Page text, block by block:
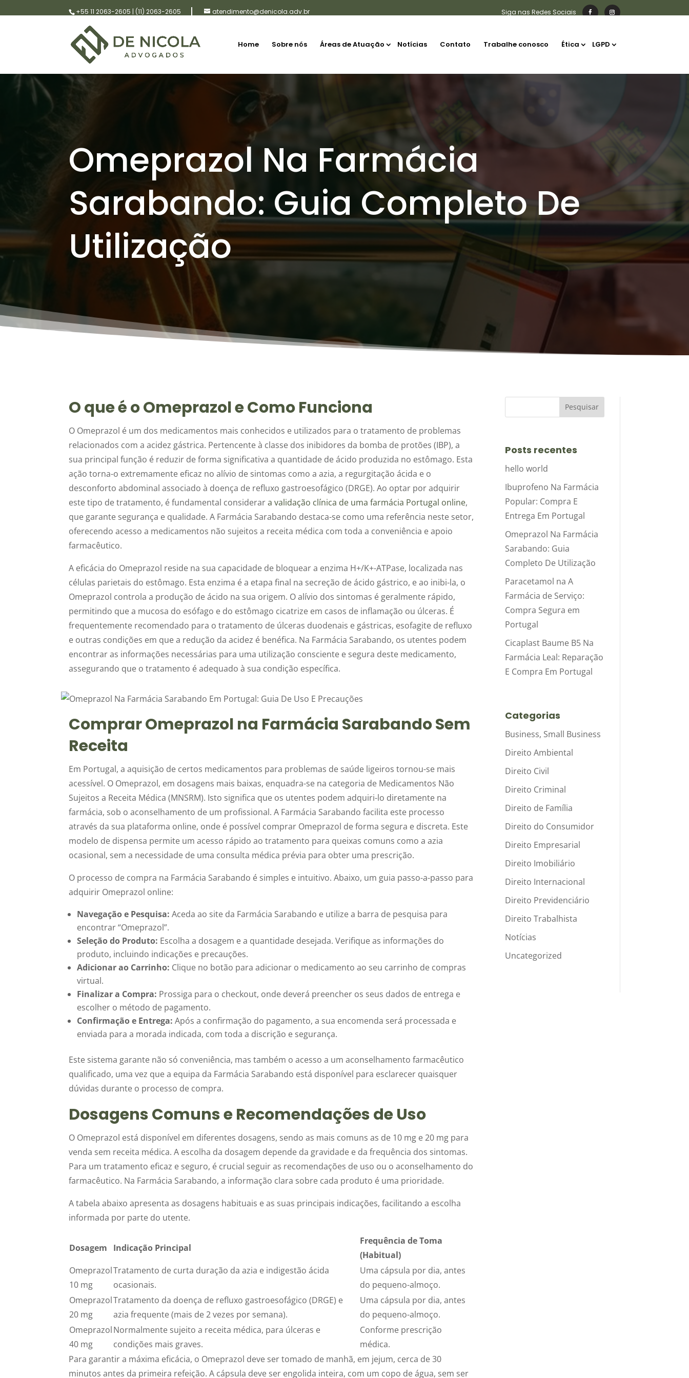
+55 11 2063-2605 | (11) 2063-2605 atendimento@denicola.adv.br
Home Sobre nós Áreas de Atuação Notícias Contato Trabalhe conosco Ética LGPD
Omeprazol Na Farmácia
Sarabando: Guia Completo De
Utilização
O que é o Omeprazol e Como Funciona
O Omeprazol é um dos medicamentos mais conhecidos e utilizados para o tratamento de problemas
relacionados com a acidez gástrica. Pertencente à classe dos inibidores da bomba de protões (IBP), a
sua principal função é reduzir de forma significativa a quantidade de ácido produzida no estômago. Esta
ação torna-o extremamente eficaz no alívio de sintomas como a azia, a regurgitação ácida e o
desconforto abdominal associado à doença de refluxo gastroesofágico (DRGE). Ao optar por adquirir
este tipo de tratamento, é fundamental considerara validação clínica de uma farmácia Portugal online,
que garante segurança e qualidade. A Farmácia Sarabando destaca-se como uma referência neste setor,
oferecendo acesso a medicamentos não sujeitos a receita médica com toda a conveniência e apoio
farmacêutico.
A eficácia do Omeprazol reside na sua capacidade de bloquear a enzima H+/K+-ATPase, localizada nas
células parietais do estômago. Esta enzima é a etapa final na secreção de ácido gástrico, e ao inibi-la, o
Omeprazol controla a produção de ácido na sua origem. O alívio dos sintomas é geralmente rápido,
permitindo que a mucosa do esófago e do estômago cicatrize em casos de inflamação ou úlceras. É
frequentemente recomendado para o tratamento de úlceras duodenais e gástricas, esofagite de refluxo
e outras condições em que a redução da acidez é benéfica. Na Farmácia Sarabando, os utentes podem
encontrar as informações necessárias para uma utilização consciente e segura deste medicamento,
assegurando que o tratamento é adequado à sua condição específica.
Comprar Omeprazol na Farmácia Sarabando Sem
Receita
Em Portugal, a aquisição de certos medicamentos para problemas de saúde ligeiros tornou-se mais
acessível. O Omeprazol, em dosagens mais baixas, enquadra-se na categoria de Medicamentos Não
Sujeitos a Receita Médica (MNSRM). Isto significa que os utentes podem adquiri-lo diretamente na
farmácia, sob o aconselhamento de um profissional. A Farmácia Sarabando facilita este processo
através da sua plataforma online, onde é possível comprar Omeprazol de forma segura e discreta. Este
modelo de dispensa permite um acesso rápido ao tratamento para queixas comuns como a azia
ocasional, sem a necessidade de uma consulta médica prévia para obter uma prescrição.
O processo de compra na Farmácia Sarabando é simples e intuitivo. Abaixo, um guia passo-a-passo para
adquirir Omeprazol online:
Navegação e Pesquisa: Aceda ao site da Farmácia Sarabando e utilize a barra de pesquisa para
encontrar “Omeprazol”.
Seleção do Produto: Escolha a dosagem e a quantidade desejada. Verifique as informações do
produto, incluindo indicações e precauções.
Adicionar ao Carrinho: Clique no botão para adicionar o medicamento ao seu carrinho de compras
virtual.
Finalizar a Compra: Prossiga para o checkout, onde deverá preencher os seus dados de entrega e
escolher o método de pagamento.
Confirmação e Entrega: Após a confirmação do pagamento, a sua encomenda será processada e
enviada para a morada indicada, com toda a discrição e segurança.
Este sistema garante não só conveniência, mas também o acesso a um aconselhamento farmacêutico
qualificado, uma vez que a equipa da Farmácia Sarabando está disponível para esclarecer quaisquer
dúvidas durante o processo de compra.
Dosagens Comuns e Recomendações de Uso
O Omeprazol está disponível em diferentes dosagens, sendo as mais comuns as de 10 mg e 20 mg para
venda sem receita médica. A escolha da dosagem depende da gravidade e da frequência dos sintomas.
Para um tratamento eficaz e seguro, é crucial seguir as recomendações de uso ou o aconselhamento do
farmacêutico. Na Farmácia Sarabando, a informação clara sobre cada produto é uma prioridade.
A tabela abaixo apresenta as dosagens habituais e as suas principais indicações, facilitando a escolha
informada por parte do utente.
Dosagem Indicação Principal
Frequência de Toma
(Habitual)
Omeprazol
10 mg
Tratamento de curta duração da azia e indigestão ácida
ocasionais.
Uma cápsula por dia, antes
do pequeno-almoço.
Omeprazol
20 mg
Tratamento da doença de refluxo gastroesofágico (DRGE) e
azia frequente (mais de 2 vezes por semana).
Uma cápsula por dia, antes
do pequeno-almoço.
Omeprazol
40 mg
Normalmente sujeito a receita médica, para úlceras e
condições mais graves.
Conforme prescrição
médica.
Para garantir a máxima eficácia, o Omeprazol deve ser tomado de manhã, em jejum, cerca de 30
minutos antes da primeira refeição. A cápsula deve ser engolida inteira, com um copo de água, sem ser
Posts recentes
hello world
Ibuprofeno Na Farmácia
Popular: Compra E
Entrega Em Portugal
Omeprazol Na Farmácia
Sarabando: Guia
Completo De Utilização
Paracetamol na A
Farmácia de Serviço:
Compra Segura em
Portugal
Cicaplast Baume B5 Na
Farmácia Leal: Reparação
E Compra Em Portugal
Categorias
Business, Small Business
Direito Ambiental
Direito Civil
Direito Criminal
Direito de Família
Direito do Consumidor
Direito Empresarial
Direito Imobiliário
Direito Internacional
Direito Previdenciário
Direito Trabalhista
Notícias
Uncategorized